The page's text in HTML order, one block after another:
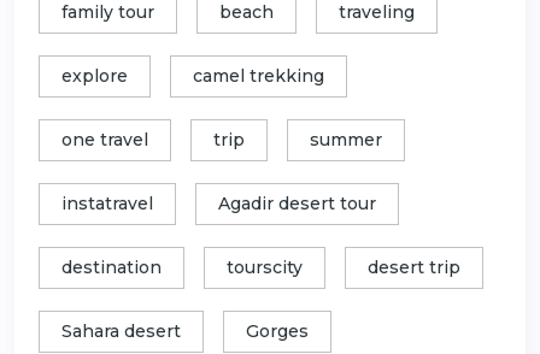
family tour beach traveling
explore camel trekking
one travel trip summer
instatravel Agadir desert tour
destination tourscity desert trip
Sahara desert Gorges